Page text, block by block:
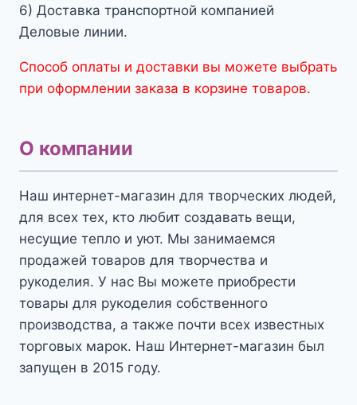
6) Доставка транспортной компанией
Деловые линии.
Способ оплаты и доставки вы можете выбрать
при оформлении заказа в корзине товаров.
О компании
Наш интернет-магазин для творческих людей,
для всех тех, кто любит создавать вещи,
несущие тепло и уют. Мы занимаемся
продажей товаров для творчества и
рукоделия. У нас Вы можете приобрести
товары для рукоделия собственного
производства, а также почти всех известных
торговых марок. Наш Интернет-магазин был
запущен в 2015 году.